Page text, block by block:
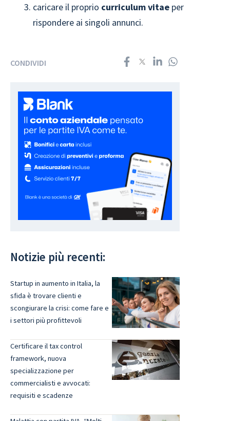
caricare il proprio curriculum vitae per
rispondere ai singoli annunci.
CONDIVIDI
Notizie più recenti:
Startup in aumento in Italia, la
sfida è trovare clienti e
scongiurare la crisi: come fare e
i settori più profittevoli
Certificare il tax control
framework, nuova
specializzazione per
commercialisti e avvocati:
requisiti e scadenze